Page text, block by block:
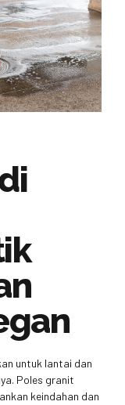
untuk lantai dan
Poles granit
keindahan dan